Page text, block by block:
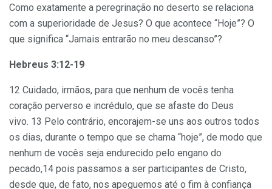
Como exatamente a peregrinação no deserto se relaciona
com a superioridade de Jesus? O que acontece “Hoje”? O
que significa “Jamais entrarão no meu descanso”?
Hebreus 3:12-19
12 Cuidado, irmãos, para que nenhum de vocês tenha
coração perverso e incrédulo, que se afaste do Deus
vivo. 13 Pelo contrário, encorajem-se uns aos outros todos
os dias, durante o tempo que se chama “hoje”, de modo que
nenhum de vocês seja endurecido pelo engano do
pecado,14 pois passamos a ser participantes de Cristo,
desde que, de fato, nos apeguemos até o fim à confiança